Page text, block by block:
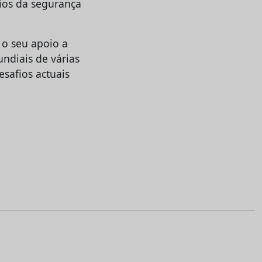
da segurança
seu apoio a
de várias
actuais